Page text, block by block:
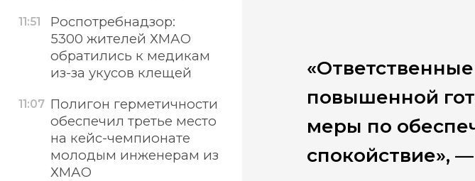
повышенной
меры по
спокойствие»,
11:51
Роспотребнадзор:
5300 жителей ХМАО
обратились к медикам
из-за укусов клещей
11:07 Полигон герметичности
обеспечил третье место
на кейс-чемпионате
молодым инженерам из
ХМАО